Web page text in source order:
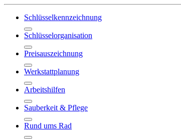
Schlüsselkennzeichnung
Schlüsselorganisation
Preisauszeichnung
Werkstattplanung
Arbeitshilfen
Sauberkeit & Pflege
Rund ums Rad